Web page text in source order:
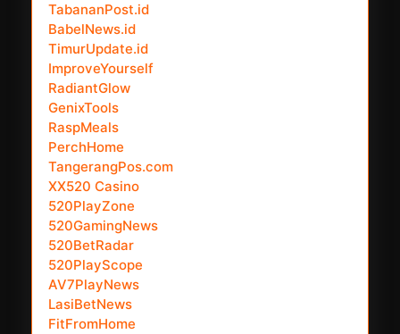
TabananPost.id
BabelNews.id
TimurUpdate.id
ImproveYourself
RadiantGlow
GenixTools
RaspMeals
PerchHome
TangerangPos.com
XX520 Casino
520PlayZone
520GamingNews
520BetRadar
520PlayScope
AV7PlayNews
LasiBetNews
FitFromHome